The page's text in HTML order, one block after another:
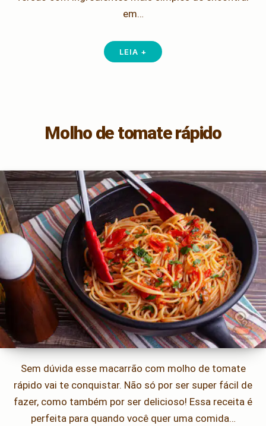
em…
LEIA +
Molho de tomate rápido
Sem dúvida esse macarrão com molho de tomate
rápido vai te conquistar. Não só por ser super fácil de
fazer, como também por ser delicioso! Essa receita é
perfeita para quando você quer uma comida…